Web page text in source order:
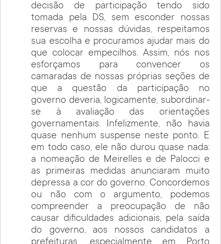
decisão de participação tendo sido
tomada pela DS, sem esconder nossas
reservas e nossas dúvidas, respeitamos
sua escolha e procuramos ajudar mais do
que colocar empecilhos. Assim, nós nos
esforçamos para convencer os
camaradas de nossas próprias seções de
que a questão da participação no
governo deveria, logicamente, subordinar-
se à avaliação das orientações
governamentais. Infelizmente, não havia
quase nenhum suspense neste ponto. E
em todo caso, ele não durou quase nada:
a nomeação de Meirelles e de Palocci e
as primeiras medidas anunciaram muito
depressa a cor do governo. Concordemos
ou não com o argumento, podemos
compreender a preocupação de não
causar dificuldades adicionais, pela saída
do governo, aos nossos candidatos a